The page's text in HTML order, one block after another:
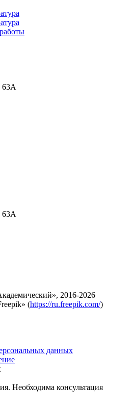
63А
63А
2016-2026
(https://ru.freepik.com/)
данных
Необходима консультация